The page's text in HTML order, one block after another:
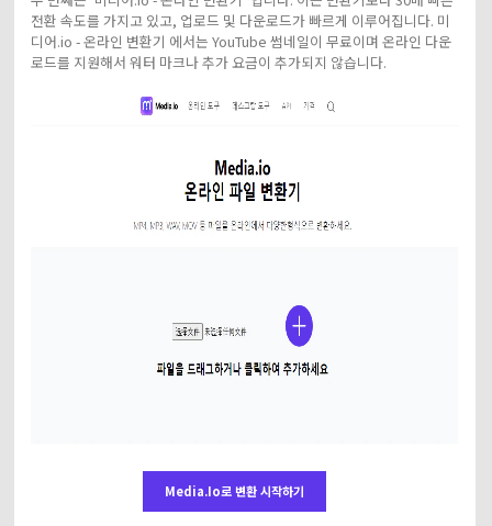
전환 속도를 가지고 있고, 업로드 및 다운로드가 빠르게 이루어집니다. 미
디어.io - 온라인 변환기 에서는 YouTube 썸네일이 무료이며 온라인 다운
로드를 지원해서 워터 마크나 추가 요금이 추가되지 않습니다.
Media.io로 변환 시작하기